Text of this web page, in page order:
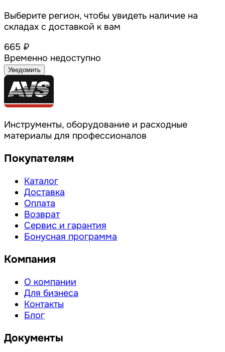
Выберите регион, чтобы увидеть наличие на
складах с доставкой к вам
665 ₽
Временно недоступно
Уведомить
Инструменты, оборудование и расходные
материалы для профессионалов
Покупателям
Каталог
Доставка
Оплата
Возврат
Сервис и гарантия
Бонусная программа
Компания
О компании
Для бизнеса
Контакты
Блог
Документы